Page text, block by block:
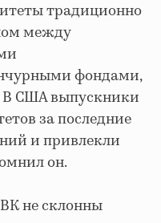
традиционно
между
фондами,
США выпускники
за последние
и привлекли
он.
не склонны